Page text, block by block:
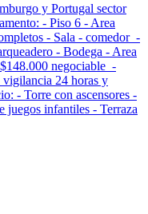
y Portugal sector
- Piso 6 - Area
- Sala - comedor -
- Bodega - Area
negociable -
24 horas y
- Torre con ascensores -
infantiles - Terraza